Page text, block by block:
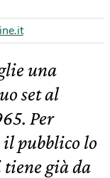
una
set al
Per
pubblico lo
già da